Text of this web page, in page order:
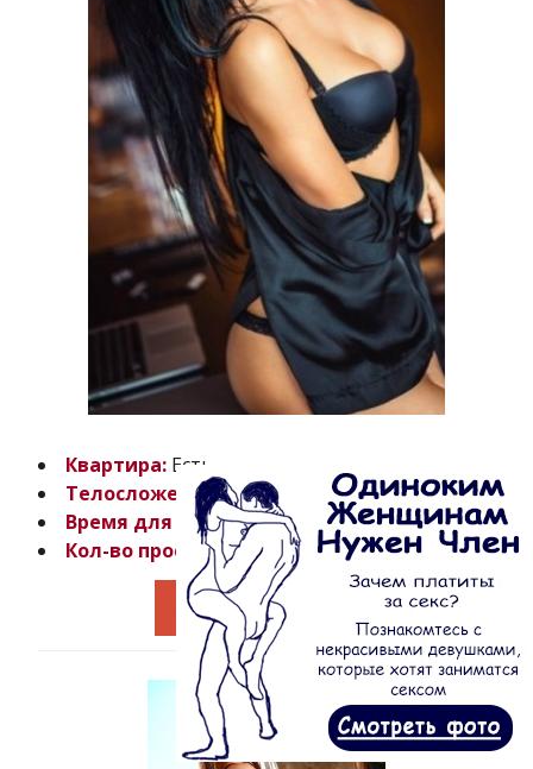
Квартира: Есть
Телосложение:Спортивное
Время для общения:с 10:00 до 01:00
Кол-во просмотров: 62827
Перейти к анкете